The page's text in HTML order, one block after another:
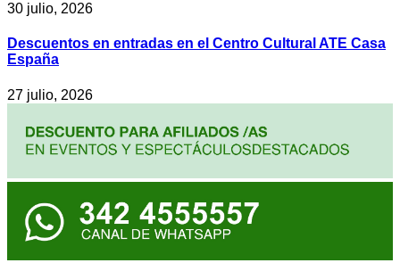
30 julio, 2026
Descuentos en entradas en el Centro Cultural ATE Casa
España
27 julio, 2026